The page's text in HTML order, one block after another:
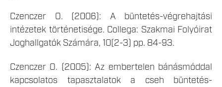
Czenczer O. (2006): A büntetés-végrehajtási
intézetek történetisége. Collega: Szakmai Folyóirat
Joghallgatók Számára, 10(2-3) pp. 84-93.
Czenczer O. (2005): Az embertelen bánásmóddal
kapcsolatos tapasztalatok a cseh büntetés-